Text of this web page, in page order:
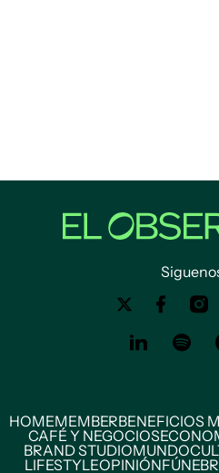
HOMEMEMBERBENEFICIOS
CAFÉ Y NEGOCIOS
BRAND STUDIOMUNDO
LIFESTYLEOPINIÓN